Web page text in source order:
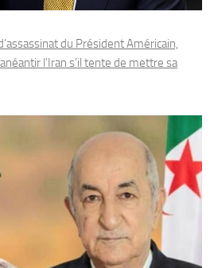
du Président Américain,
l’Iran s’il tente de mettre sa